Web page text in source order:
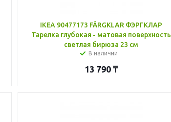
IKEA 90477173 FÄRGKLAR ФЭРГКЛАР
Тарелка глубокая - матовая поверхность
светлая бирюза 23 см
В наличии
13 790 ₸